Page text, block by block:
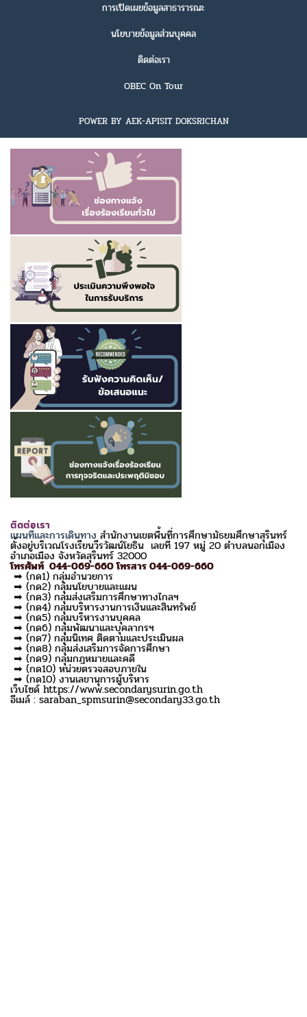
การเปิดเผยข้อมูลสาธารารณะ
นโยบายข้อมูลส่วนบุคคล
ติดต่อเรา
OBEC On Tour
POWER BY AEK-APISIT DOKSRICHAN
ติดต่อเรา
แผนที่และการเดินทาง สำนักงานเขตพื้นที่การศึกษามัธยมศึกษาสุรินทร์
ตั้งอยู่บริเวณโรงเรียนวีรวัฒน์โยธิน เลขที่ 197 หมู่ 20 ตำบลนอกเมือง
อำเภอเมือง จังหวัดสุรินทร์ 32000
โทรศัพท์ 044-069-660 โทรสาร 044-069-660
➡ (กด1) กลุ่มอำนวยการ
➡ (กด2) กลุ่มนโยบายและแผน
➡ (กด3) กลุ่มส่งเสริมการศึกษาทางไกลฯ
➡ (กด4) กลุ่มบริหารงานการเงินและสินทรัพย์
➡ (กด5) กลุ่มบริหารงานบุคคล
➡ (กด6) กลุ่มพัฒนาและบุคลากรฯ
➡ (กด7) กลุ่มนิเทศ ติดตามและประเมินผล
➡ (กด8) กลุ่มส่งเสริมการจัดการศึกษา
➡ (กด9) กลุ่มกฎหมายและคดี
➡ (กด10) หน่วยตรวจสอบภายใน
➡ (กด10) งานเลขานุการผู้บริหาร
เว็บไซด์ https://www.secondarysurin.go.th
อีเมล์ : saraban_spmsurin@secondary33.go.th